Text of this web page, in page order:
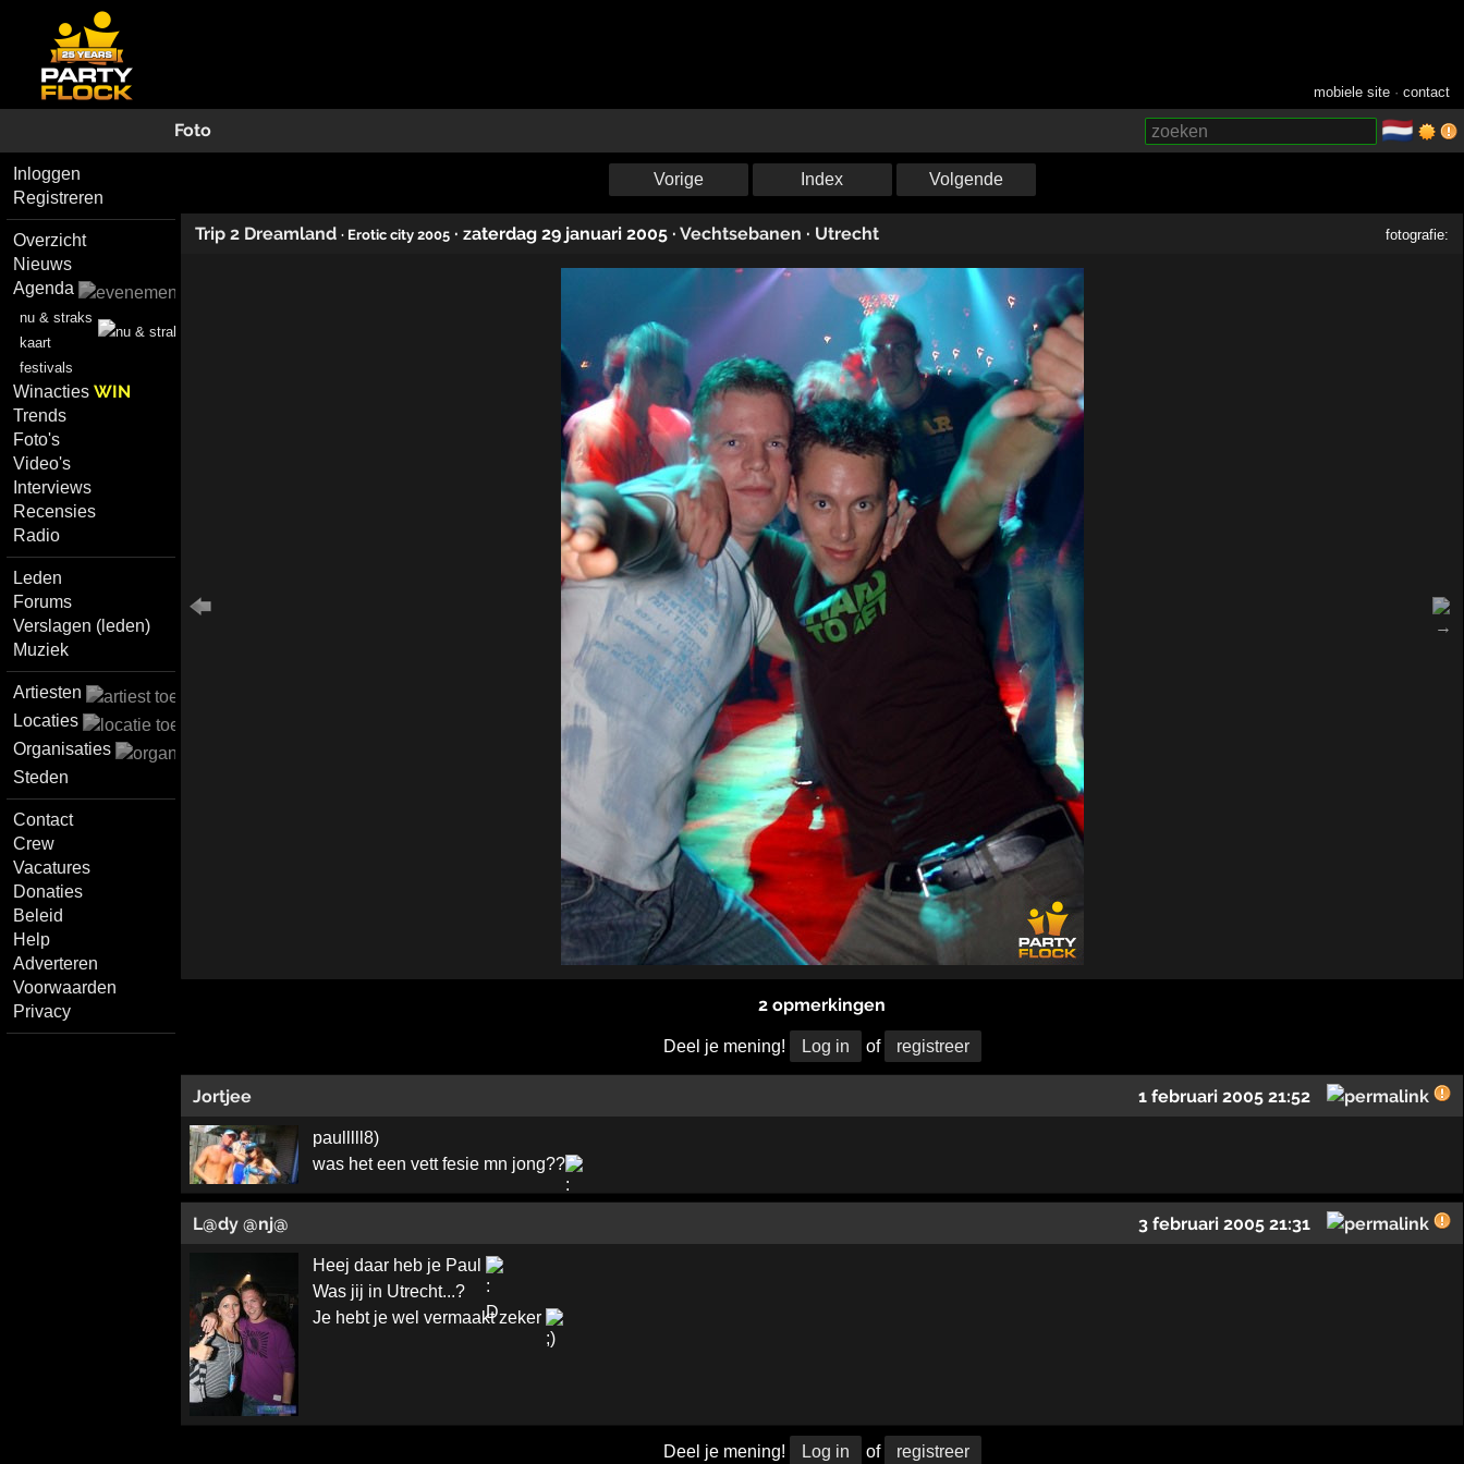
mobiele site ·contact
Foto 🇳🇱
Inloggen
Registreren
Overzicht
Nieuws
Agenda
nu & straks
kaart
festivals
WinactiesWIN
Trends
Foto's
Video's
Interviews
Recensies
Radio
Leden
Forums
Verslagen (leden)
Muziek
Artiesten
Locaties
Organisaties
Steden
Contact
Crew
Vacatures
Donaties
Beleid
Help
Adverteren
Voorwaarden
Privacy
Vorige Index Volgende
Trip 2 Dreamland · Erotic city 2005 · zaterdag 29 januari 2005 · Vechtsebanen · Utrecht fotografie:
2 opmerkingen
Deel je mening! Log in of registreer
Jortjee 1 februari 2005 21:52
paulllll8)
was het een vett fesie mn jong??
L@dy @nj@ 3 februari 2005 21:31
Heej daar heb je Paul
Was jij in Utrecht...?
Je hebt je wel vermaakt zeker
Deel je mening! Log in of registreer